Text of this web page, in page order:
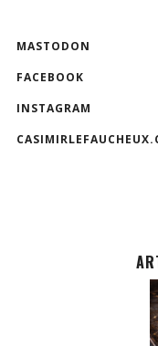
MASTODON
FACEBOOK
INSTAGRAM